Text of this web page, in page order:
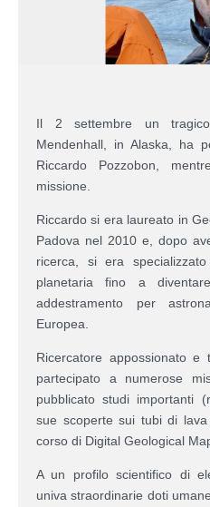
Il 2 settembre un
Mendenhall, in Alaska, ha
Riccardo Pozzobon,
missione.
Riccardo si era laureato in
Padova nel 2010 e, dopo
ricerca, si era
planetaria fino a
addestramento per
Europea.
Ricercatore appossionato e
partecipato a numerose
pubblicato studi importanti
sue scoperte sui tubi di
corso di Digital Geological
A un profilo scientifico di
univa straordinarie doti